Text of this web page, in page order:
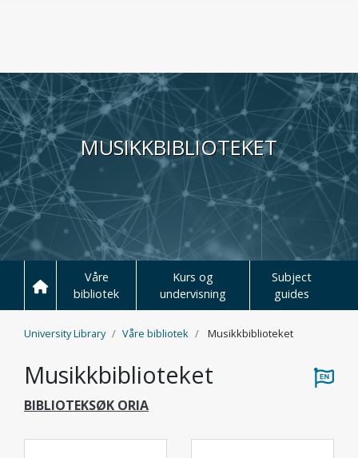
Hopp til hovedinnhold
MUSIKKBIBLIOTEKET
Våre
bibliotek
Kurs og
undervisning
Subject
guides
University Library Våre bibliotek Musikkbiblioteket
Musikkbiblioteket
BIBLIOTEKSØK ORIA